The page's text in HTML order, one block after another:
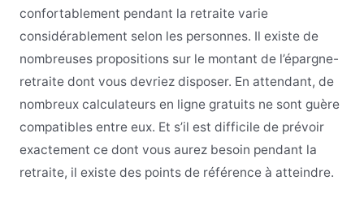
confortablement pendant la retraite varie
considérablement selon les personnes. Il existe de
nombreuses propositions sur le montant de l’épargne-
retraite dont vous devriez disposer. En attendant, de
nombreux calculateurs en ligne gratuits ne sont guère
compatibles entre eux. Et s’il est difficile de prévoir
exactement ce dont vous aurez besoin pendant la
retraite, il existe des points de référence à atteindre.